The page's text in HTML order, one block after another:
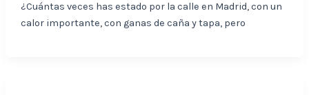
¿Cuántas veces has estado por la calle en Madrid, con un
calor importante, con ganas de caña y tapa, pero